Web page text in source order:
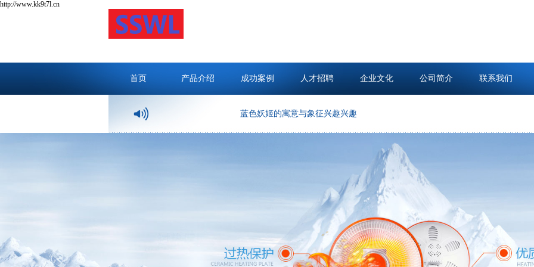
http://www.kk9t7l.cn
首页 产品介绍 成功案例 人才招聘 企业文化 公司简介 联系我们
蓝色妖姬的寓意与象征兴趣兴趣